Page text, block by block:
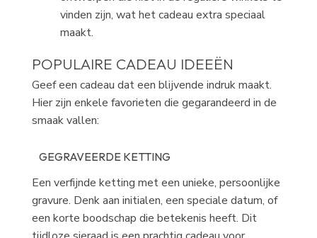
vinden zijn, wat het cadeau extra speciaal
maakt.
POPULAIRE CADEAU IDEEËN
Geef een cadeau dat een blijvende indruk maakt.
Hier zijn enkele favorieten die gegarandeerd in de
smaak vallen:
GEGRAVEERDE KETTING
Een verfijnde ketting met een unieke, persoonlijke
gravure. Denk aan initialen, een speciale datum, of
een korte boodschap die betekenis heeft. Dit